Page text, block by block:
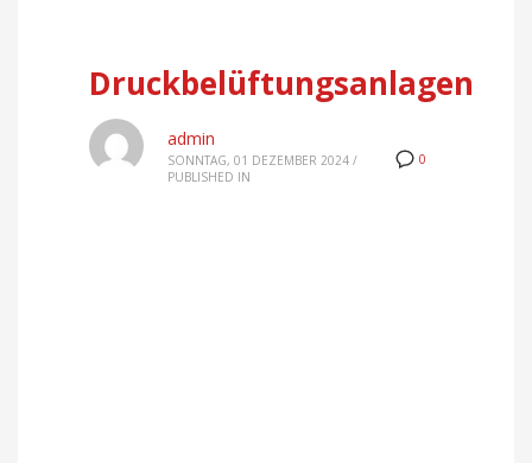
Druckbelüftungsanlagen
0
admin
SONNTAG, 01 DEZEMBER 2024 /
PUBLISHED IN